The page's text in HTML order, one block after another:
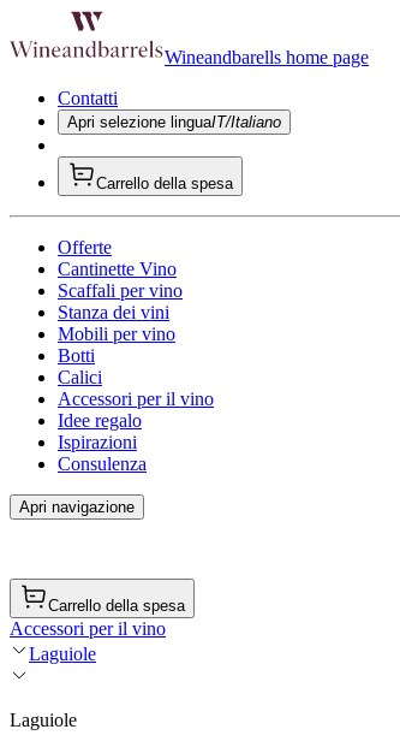
Wineandbarells home page
Contatti
Apri selezione linguaIT/Italiano
Carrello della spesa
Offerte
Cantinette Vino
Scaffali per vino
Stanza dei vini
Mobili per vino
Botti
Calici
Accessori per il vino
Idee regalo
Ispirazioni
Consulenza
Apri navigazione
Carrello della spesa
Accessori per il vino
Laguiole
Laguiole